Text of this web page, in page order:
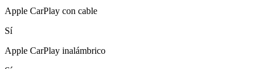
Apple CarPlay con cable
Sí
Apple CarPlay inalámbrico